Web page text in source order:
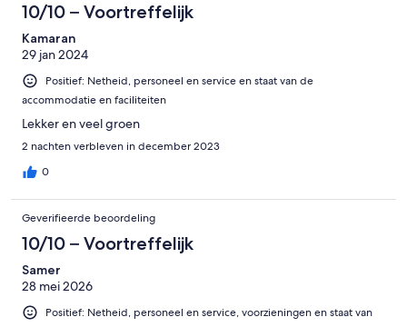
10/10 – Voortreffelijk
Kamaran
29 jan 2024
Positief: Netheid, personeel en service en staat van de
accommodatie en faciliteiten
Lekker en veel groen
2 nachten verbleven in december 2023
0
Geverifieerde beoordeling
10/10 – Voortreffelijk
Samer
28 mei 2026
Positief: Netheid, personeel en service, voorzieningen en staat van